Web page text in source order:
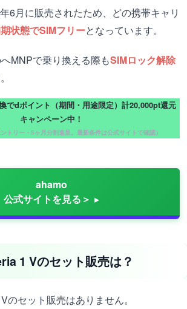
6月に販売されたため、どの携帯キャリ
状態でSIMフリーとなっています。
MNPで乗り換える際もSIMロック解除
でdポイント（期間・用途限定）計20,000pt還元
キャンペーン中！
トリー・5ヶ月分割進呈。最新条件は公式サイトで確認）
ahamo
公式サイトを見る＞
1 Vのセット販売は？
のセット販売はありません。